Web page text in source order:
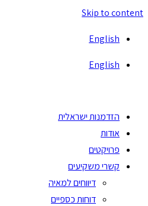
Skip to content
English
English
הזדמנות ישראלית
אודות
פרויקטים
קשרי משקיעים
דיווחים למאיה
דוחות כספיים